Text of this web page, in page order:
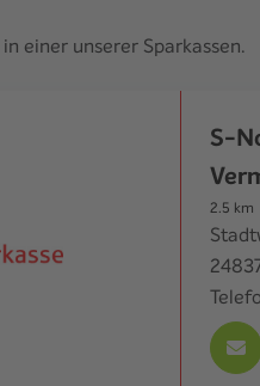
in einer unserer Sparkassen.
S-
2.5 km